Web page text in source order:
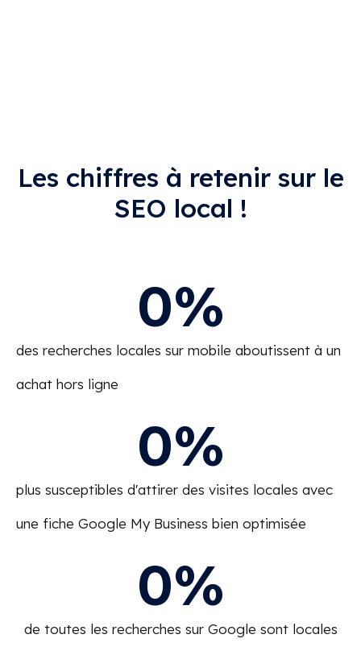
Les chiffres à retenir sur le
SEO local !
des recherches locales sur mobile aboutissent à un
achat hors ligne
0%
plus susceptibles d'attirer des visites locales avec
une fiche Google My Business bien optimisée
0%
de toutes les recherches sur Google sont locales
0%